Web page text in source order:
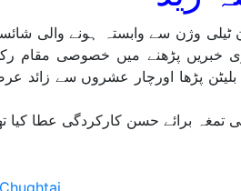
نیوز کاسٹر 1969ء میں پاکستان ٹیلی وژن سے وابستہ
بلیٹن پڑھا اورچار عشروں سے زائد